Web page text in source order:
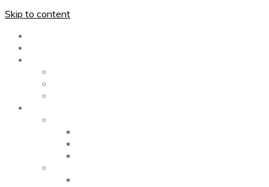
Skip to content